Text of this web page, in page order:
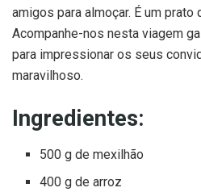
amigos para almoçar. É um prato
Acompanhe-nos nesta viagem
para impressionar os seus
maravilhoso.
Ingredientes:
500 g de mexilhão
400 g de arroz